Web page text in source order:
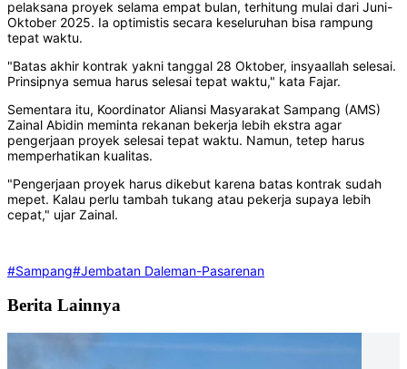
pelaksana proyek selama empat bulan, terhitung mulai dari Juni-
Oktober 2025. Ia optimistis secara keseluruhan bisa rampung
tepat waktu.
"Batas akhir kontrak yakni tanggal 28 Oktober, insyaallah selesai.
Prinsipnya semua harus selesai tepat waktu," kata Fajar.
Sementara itu, Koordinator Aliansi Masyarakat Sampang (AMS)
Zainal Abidin meminta rekanan bekerja lebih ekstra agar
pengerjaan proyek selesai tepat waktu. Namun, tetep harus
memperhatikan kualitas.
"Pengerjaan proyek harus dikebut karena batas kontrak sudah
mepet. Kalau perlu tambah tukang atau pekerja supaya lebih
cepat," ujar Zainal.
#Sampang#Jembatan Daleman-Pasarenan
Berita Lainnya